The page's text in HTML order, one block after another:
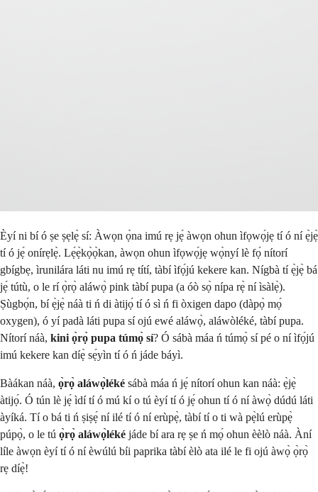
Èyí ni bí ó ṣe ṣẹlẹ̀ sí: Àwọn ọ̀na imú rẹ jẹ́ àwọn ohun ìfọwọ́jẹ tí ó ní ẹ̀jẹ̀
tí ó jẹ́ onírẹlẹ̀. Lẹ́ẹ̀kọ̀ọ̀kan, àwọn ohun ìfọwọ́jẹ wọ̀nyí lè fọ́ nítorí
gbígbẹ, ìrunilára láti nu imú rẹ títí, tàbí ìfọ́jú kekere kan. Nígbà tí ẹ̀jẹ̀ bá
jẹ́ tútù, o le rí ọ̀rọ̀ aláwọ̀ pink tàbí pupa (a óò sọ̀ nípa rẹ̀ ní ìsàlẹ̀).
Ṣùgbọ́n, bí ẹ̀jẹ̀ náà ti ń di àtijọ́ tí ó sì ń fi òxigen dapo (dàpọ̀ mọ́
oxygen), ó yí padà láti pupa sí ojú ewé aláwọ̀, aláwòléké, tàbí pupa.
Nítorí náà, kini ọ̀rọ̀ pupa túmọ̀ sí? Ó sábà máa ń túmọ̀ sí pé o ní ìfọ́jú
imú kekere kan díẹ̀ sẹ́yìn tí ó ń jáde báyì.
Bàákan náà, ọ̀rọ̀ aláwọ̀léké sábà máa ń jẹ́ nítorí ohun kan náà: ẹ̀jẹ̀
àtijọ́. Ó tún lè jẹ́ ìdí tí ó mú kí o tú èyí tí ó jẹ́ ohun tí ó ní àwọ̀ dúdú láti
àyíká. Tí o bá ti ń ṣiṣẹ́ ní ilé tí ó ní erùpẹ̀, tàbí tí o ti wà pẹ̀lú erùpẹ̀
púpọ̀, o le tú ọ̀rọ̀ aláwọ̀léké jáde bí ara rẹ ṣe ń mọ́ ohun èèlò náà. Àní
líle àwọn èyí tí ó ní èwúlú bíi paprika tàbí èlò ata ilé le fi ojú àwọ̀ ọ̀rọ̀
rẹ díẹ̀!